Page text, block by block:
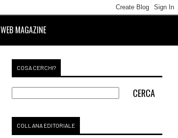
WEB MAGAZINE
COSA CERCHI?
COLLANA EDITORIALE